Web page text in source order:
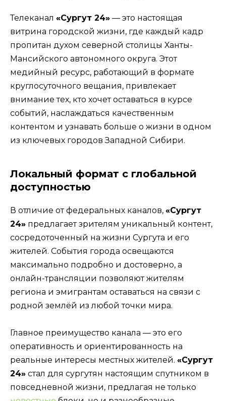
Телеканал «Сургут 24» — это настоящая
витрина городской жизни, где каждый кадр
пропитан духом северной столицы Ханты-
Мансийского автономного округа. Этот
медийный ресурс, работающий в формате
круглосуточного вещания, привлекает
внимание тех, кто хочет оставаться в курсе
событий, наслаждаться качественным
контентом и узнавать больше о жизни в одном
из ключевых городов Западной Сибири.
Локальный формат с глобальной
доступностью
В отличие от федеральных каналов, «Сургут
24» предлагает зрителям уникальный контент,
сосредоточенный на жизни Сургута и его
жителей. События города освещаются
максимально подробно и достоверно, а
онлайн-трансляции позволяют жителям
региона и эмигрантам оставаться на связи с
родной землёй из любой точки мира.
Главное преимущество канала — это его
оперативность и ориентированность на
реальные интересы местных жителей. «Сургут
24» стал для сургутян настоящим спутником в
повседневной жизни, предлагая не только